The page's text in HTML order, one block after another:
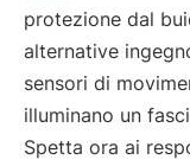
protezione dal
alternative
sensori di
illuminano un
Spetta ora ai